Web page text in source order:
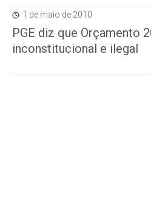
1 de maio de 2010
PGE diz que Orçamento
inconstitucional e ilegal